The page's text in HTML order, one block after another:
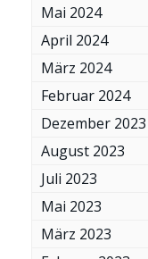
Mai 2024
April 2024
März 2024
Februar 2024
Dezember 2023
August 2023
Juli 2023
Mai 2023
März 2023